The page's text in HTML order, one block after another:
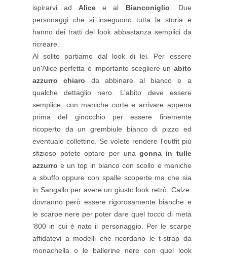
ispirarvi adAlice e al Bianconiglio . Due
personaggi che si inseguono tutta la storia e
hanno dei tratti del look abbastanza semplici da
ricreare.
Al solito partiamo dal look di lei. Per essere
un'Alice perfetta è importante scegliere un abito
azzurro chiaro da abbinare al bianco e a
qualche dettaglio nero. L'abito deve essere
semplice, con maniche corte e arrivare appena
prima del ginocchio per essere finemente
ricoperto da un grembiule bianco di pizzo ed
eventuale collettino. Se volete rendere l'outfit più
sfizioso potete optare per unagonna in tulle
azzurroe un top in bianco con scollo e maniche
a sbuffo oppure con spalle scoperte ma che sia
in Sangallo per avere un giusto look retrò. Calze
dovranno però essere rigorosamente bianche e
le scarpe nere per poter dare quel tocco di metà
'800 in cui è nato il personaggio. Per le scarpe
affidatevi a modelli che ricordano le t-strap da
monachella o le ballerine nere con quel look